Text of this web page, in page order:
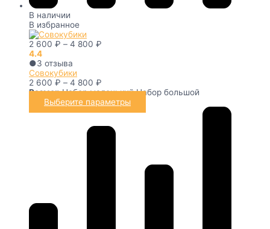
В наличии
В избранное
2 600 ₽ – 4 800 ₽
4.4
●3 отзыва
Совокубики
2 600 ₽ – 4 800 ₽
РазмерНабор маленькийНабор большой
Выберите параметры